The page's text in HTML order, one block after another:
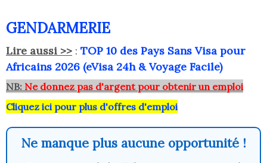
GENDARMERIE
Lire aussi >> : TOP 10 des Pays Sans Visa pour
Africains 2026 (eVisa 24h & Voyage Facile)
NB: Ne donnez pas d'argent pour obtenir un emploi
Cliquez ici pour plus d'offres d'emploi
Ne manque plus aucune opportunité !